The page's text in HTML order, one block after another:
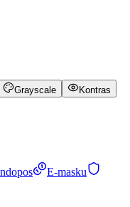
Grayscale Kontras
E-masku